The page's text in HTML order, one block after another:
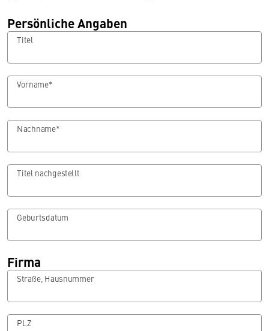
Persönliche Angaben
Titel
Vorname*
Nachname*
Titel nachgestellt
Geburtsdatum
Firma
Straße, Hausnummer
PLZ